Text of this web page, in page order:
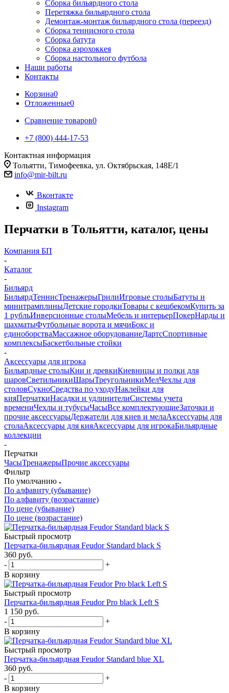
Сборка бильярдного стола
Перетяжка бильярдного стола
Демонтаж-монтаж бильярдного стола (переезд)
Сборка теннисного стола
Сборка батута
Сборка аэрохоккея
Сборка настольного футбола
Наши работы
Контакты
Корзина0
Отложенные0
Сравнение товаров0
+7 (800) 444-17-53
Контактная информация
Тольятти, Тимофеевка, ул. Октябрьская, 148Е/1
info@mir-bilt.ru
Вконтакте
Instagram
Перчатки в Тольятти, каталог, цены
Компания БП
-
Каталог
-
Бильярд
БильярдТеннисТренажерыГрилиИгровые столыБатуты и
минитрамплиныДетские городкиТовары с кешбекомКупить за
1 рубльИнверсионные столыМебель и интерьерПокерНарды и
шахматыФутбольные ворота и мячиБокс и
единоборстваМассажное оборудованиеДартсСпортивные
комплексыБаскетбольные стойки
-
Аксессуары для игрока
Бильярдные столыКии и древкиКиевницы и полки для
шаровСветильникиШарыТреугольникиМелЧехлы для
столовСукноСредства по уходуНаклейки для
кияПерчаткиНасадки и удлинителиСистемы учета
времениЧехлы и тубусыЧасыВсе комплектующиеЗаточки и
прочие аксессуарыДержатели для киев и мелаАксессуары для
столаАксессуары для кияАксессуары для игрокаБильярдные
коллекции
-
Перчатки
ЧасыТренажерыПрочие аксессуары
Фильтр
По умолчанию
По алфавиту (убывание)
По алфавиту (возрастание)
По цене (убывание)
По цене (возрастание)
Быстрый просмотр
Перчатка-бильярдная Feudor Standard black S
360 руб.
-
+
В корзину
Быстрый просмотр
Перчатка-бильярдная Feudor Pro black Left S
1 150 руб.
-
+
В корзину
Быстрый просмотр
Перчатка-бильярдная Feudor Standard blue XL
360 руб.
-
+
В корзину